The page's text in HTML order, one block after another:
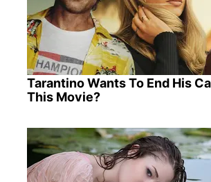
Tarantino Wants To End His
This Movie?